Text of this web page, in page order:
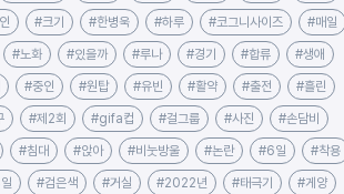
#크기 #한병욱 #하루 #코그니사이즈 #매일
#노화 #있을까 #루나 #경기 #합류 #생애
#중인 #원탑 #유빈 #활약 #출전 #흘린
#제2회 #gifa컵 #걸그룹 #사진 #손담비
#침대 #앉아 #비눗방울 #논란 #6일 #착용
#검은색 #거실 #2022년 #태극기 #게양